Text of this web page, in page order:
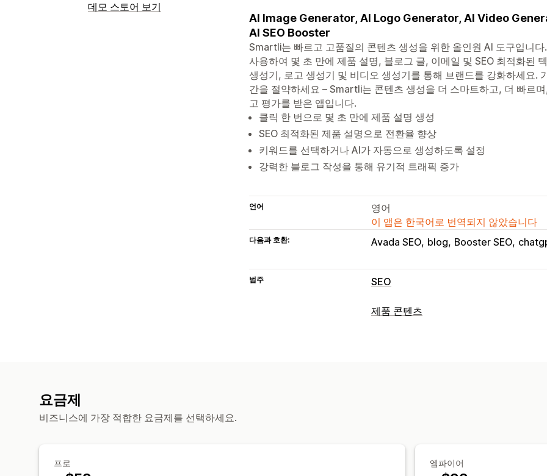
데모 스토어 보기
AI Image Generator, AI Logo Generator, AI Video
AI SEO Booster
Smartli는 빠르고 고품질의 콘텐츠 생성을 위한 올인원 AI 도구입니
사용하여 몇 초 만에 제품 설명, 블로그 글, 이메일 및 SEO 최적화된
생성기, 로고 생성기 및 비디오 생성기를 통해 브랜드를 강화하세요.
간을 절약하세요 – Smartli는 콘텐츠 생성을 더 스마트하고, 더 빠르
고 평가를 받은 앱입니다.
클릭 한 번으로 몇 초 만에 제품 설명 생성
SEO 최적화된 제품 설명으로 전환율 향상
키워드를 선택하거나 AI가 자동으로 생성하도록 설정
강력한 블로그 작성을 통해 유기적 트래픽 증가
언어
영어
이 앱은 한국어로 번역되지 않았습니다
다음과 호환: Avada SEO blog Booster SEO
범주 SEO
SEO 도구
제품 콘텐츠
요금제
비즈니스에 가장 적합한 요금제를 선택하세요.
프로 엠파이어